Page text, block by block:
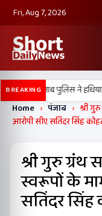
Fri, Aug 7, 2026
BREAKING
और पंजाब पुलिस ने हथियारों
Home › पंजाब › श्री
आरोपी सीए सतिंदर सिंह
श्री गुरु ग्रंथ
स्वरूपों के
सतिंदर सिंह